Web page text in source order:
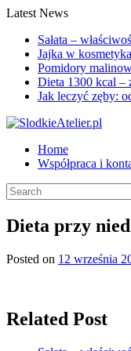
Latest News
Sałata –
Jajka w
Pomidory
Dieta 1300 kcal –
Jak leczyć zęby:
Home
Współpraca i
Dieta przy
Posted on 12 września
Related Post